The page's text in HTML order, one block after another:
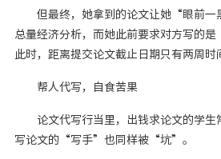
但最终，她拿到的论文让她“眼前一
总量经济分析，而她此前要求对方写的
此时，距离提交论文截止日期只有两周时
帮人代写，自食苦果
论文代写行当里，出钱求论文的学生
写论文的“写手”也同样被“坑”。